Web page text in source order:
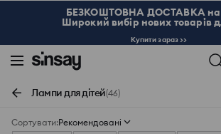
БЕЗКОШТОВНА ДОСТАВКА на
Широкий вибір нових товарів
Купити зараз >>
Лампи для дітей(46)
Сортувати:Рекомендовані